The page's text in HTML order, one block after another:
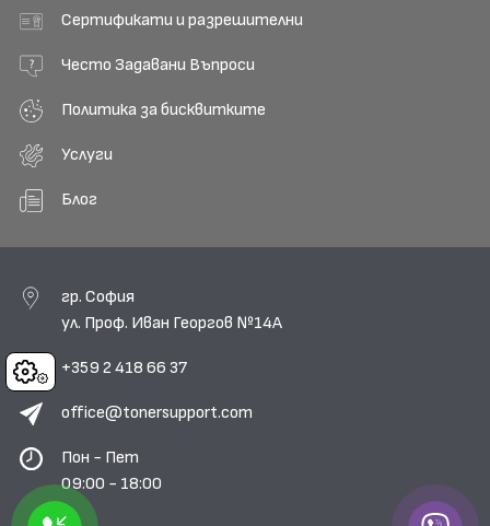
Cookies
Сертификати и разрешителни
Често Задавани Въпроси
Политика за бисквитките
Услуги
Блог
гр. София
ул. Проф. Иван Георгов №14А
+359 2 418 66 37
office@tonersupport.com
Пон - Пет
09:00 - 18:00